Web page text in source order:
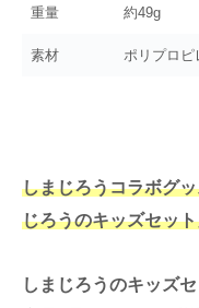
重量 約49g
素材 ポリプロピ
しまじろうコラボグ
じろうのキッズセッ
しまじろうのキッズ